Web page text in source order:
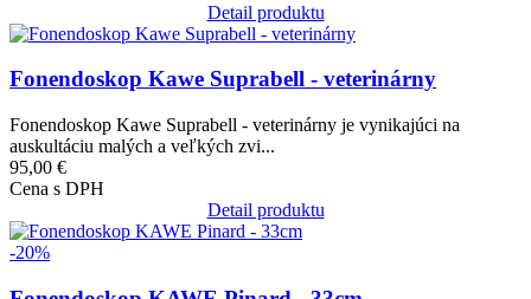
Detail produktu
Obrázok
Fonendoskop Kawe Suprabell - veterinárny
Fonendoskop Kawe Suprabell - veterinárny je vynikajúci na
auskultáciu malých a veľkých zvi...
95,00 €
Cena s DPH
Detail produktu
Obrázok
-20%